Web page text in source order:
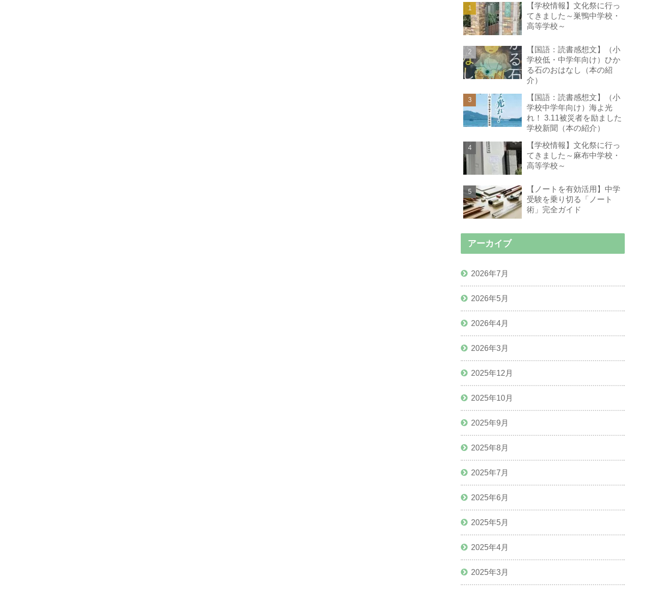
【学校情報】文化祭に行っ
てきました～巣鴨中学校・
高等学校～
【国語：読書感想文】（小
学校低・中学年向け）ひか
る石のおはなし（本の紹
介）
【国語：読書感想文】（小
学校中学年向け）海よ光
れ！ 3.11被災者を励ました
学校新聞（本の紹介）
【学校情報】文化祭に行っ
てきました～麻布中学校・
高等学校～
【ノートを有効活用】中学
受験を乗り切る「ノート
術」完全ガイド
アーカイブ
2026年7月
2026年5月
2026年4月
2026年3月
2025年12月
2025年10月
2025年9月
2025年8月
2025年7月
2025年6月
2025年5月
2025年4月
2025年3月